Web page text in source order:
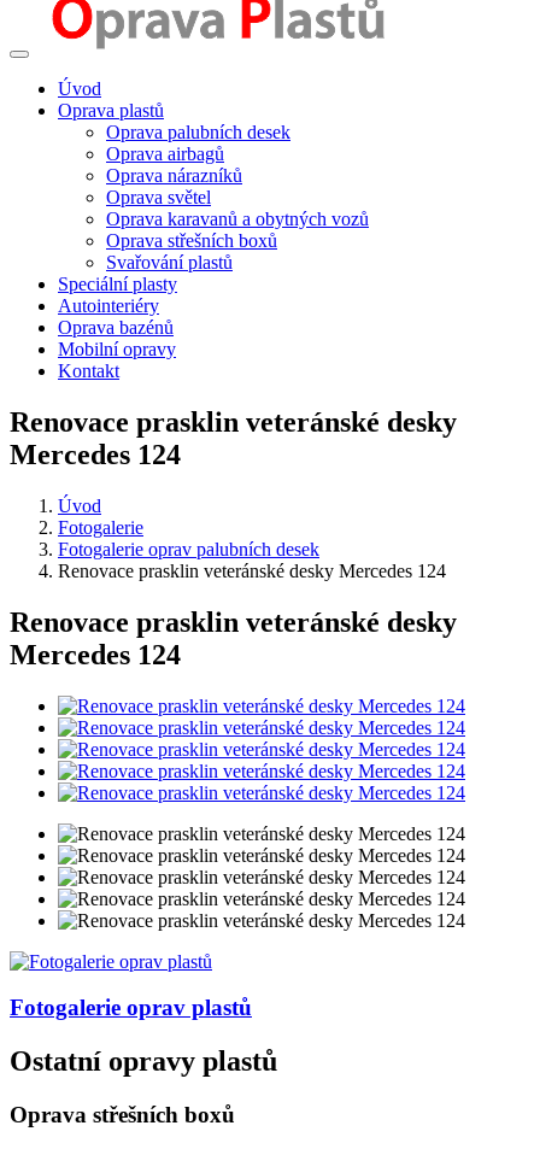
Úvod
Oprava plastů
Oprava palubních desek
Oprava airbagů
Oprava nárazníků
Oprava světel
Oprava karavanů a obytných vozů
Oprava střešních boxů
Svařování plastů
Speciální plasty
Autointeriéry
Oprava bazénů
Mobilní opravy
Kontakt
Renovace prasklin veteránské desky
Mercedes 124
Úvod
Fotogalerie
Fotogalerie oprav palubních desek
Renovace prasklin veteránské desky Mercedes 124
Renovace prasklin veteránské desky
Mercedes 124
Fotogalerie oprav plastů
Ostatní opravy plastů
Oprava střešních boxů